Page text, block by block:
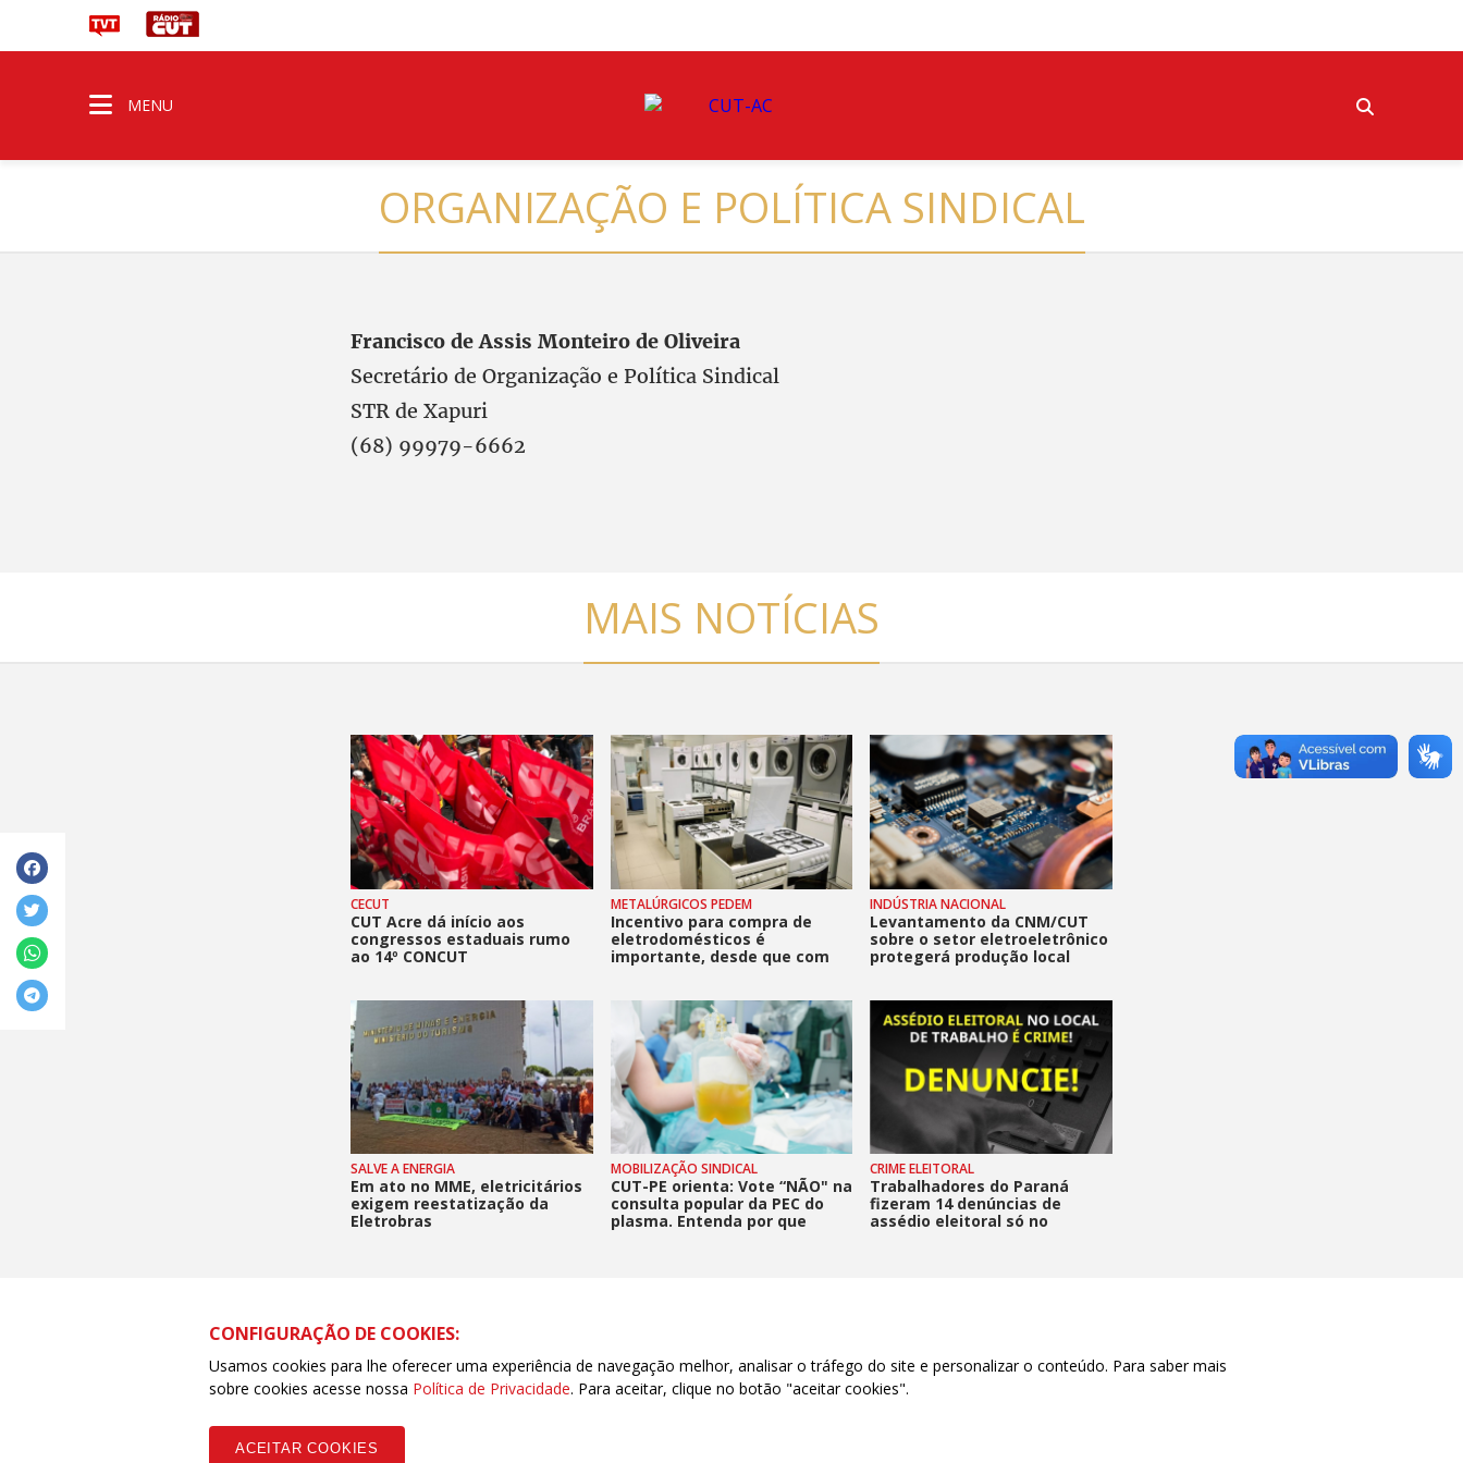
MENU
ORGANIZAÇÃO E POLÍTICA SINDICAL
Francisco de Assis Monteiro de Oliveira
Secretário de Organização e Política Sindical
STR de Xapuri
(68) 99979-6662
MAIS NOTÍCIAS
CECUT
CUT Acre dá início aos
congressos estaduais rumo
ao 14º CONCUT
METALÚRGICOS PEDEM
Incentivo para compra de
eletrodomésticos é
importante, desde que com
INDÚSTRIA NACIONAL
Levantamento da CNM/CUT
sobre o setor eletroeletrônico
protegerá produção local
SALVE A ENERGIA
Em ato no MME, eletricitários
exigem reestatização da
Eletrobras
MOBILIZAÇÃO SINDICAL
CUT-PE orienta: Vote “NÃO" na
consulta popular da PEC do
plasma. Entenda por que
CRIME ELEITORAL
Trabalhadores do Paraná
fizeram 14 denúncias de
assédio eleitoral só no
Rua Piauí, 343 - Bairro Don Giocondo - CEP 69.900-321 - Rio Branco - AC
CENTRAL ÚNICA DOS TRABALHADORES - ACRE
CONFIGURAÇÃO DE COOKIES:
Usamos cookies para lhe oferecer uma experiência de navegação melhor, analisar o tráfego do site e personalizar o conteúdo. Para saber mais
sobre cookies acesse nossa Política de Privacidade. Para aceitar, clique no botão "aceitar cookies".
ACEITAR COOKIES